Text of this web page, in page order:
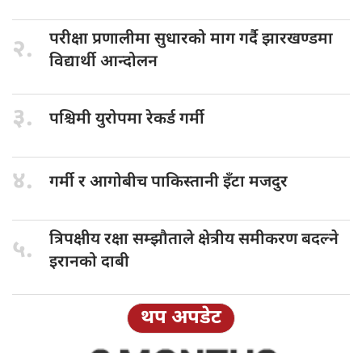
२. परीक्षा प्रणालीमासुधारको माग गर्दै झारखण्डमा
विद्यार्थी आन्दोलन
३. पश्चिमी युरोपमारेकर्ड गर्मी
४. गर्मी रआगोबीच पाकिस्तानी इँटा मजदुर
५. त्रिपक्षीय रक्षासम्झौताले क्षेत्रीय समीकरण बदल्ने
इरानको दाबी
थप अपडेट